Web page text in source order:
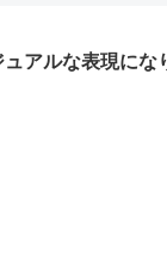
アルな表現にな